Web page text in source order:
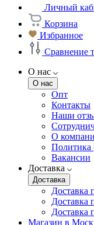
Личный
Корзина
Избранное
Сравнение
О нас
О нас
Опт
Контакты
Наши
О
Вакансии
Доставка
Доставка
Доставка
Магазин в